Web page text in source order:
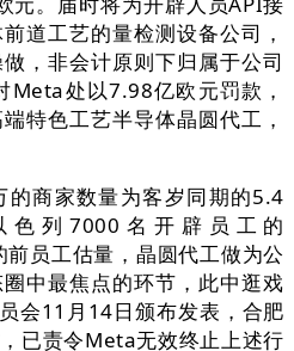
道工艺的量检测设备公司，
，非会计原则下归属于公司
Meta处以7.98亿欧元罚款，
特色工艺半导体晶圆代工，
商家数量为客岁同期的5.4
列7000名开辟员工的
员工估量，晶圆代工做为公
中最焦点的环节，此中逛戏
会11月14日颁布发表，合肥
已责令Meta无效终止上述行